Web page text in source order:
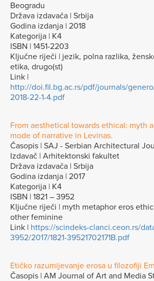
Beogradu
Država izdavača | Srbija
Godina izdanja | 2018
Kategorija | K4
ISBN | 1451-2203
Ključne riječi | jezik, polna razlika,
etika, drugo(st)
Link |
http://doi.fil.bg.ac.rs/pdf/journals/
2018-22-1-4.pdf
From aesthetical towards ethical: myth
mode of narrative in Levinas.
Časopis | SAJ - Serbian Architectural
Izdavač | Arhitektonski fakultet
Država izdavača | Srbija
Godina izdanja | 2017
Kategorija | K4
ISBN | 1821 – 3952
Ključne riječi | myth metaphor eros
other feminine
Link | https://scindeks-clanci.ceon.rs/
3952/2017/1821-39521702171B.pdf
Etičko razumijevanje erosa u filozofiji
Časopis | AM Journal of Art and Media